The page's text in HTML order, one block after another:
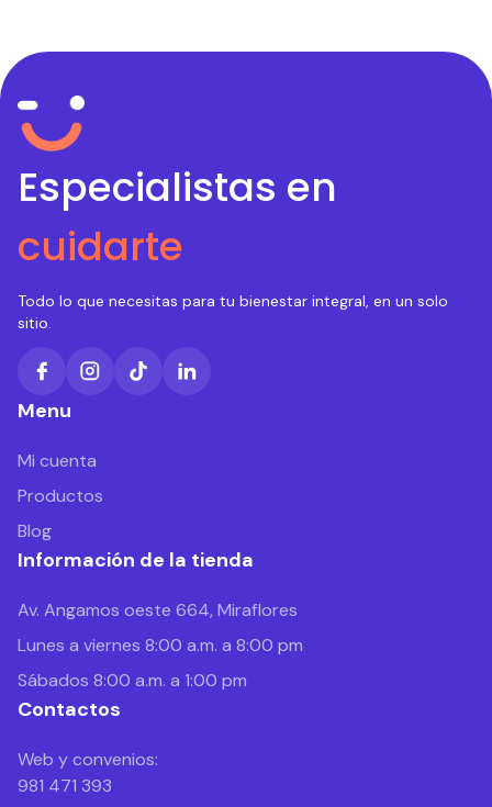
Especialistas en
cuidarte
Todo lo que necesitas para tu bienestar integral, en un solo
sitio.
Menu
Mi cuenta
Productos
Blog
Información de la tienda
Av. Angamos oeste 664, Miraflores
Lunes a viernes 8:00 a.m. a 8:00 pm
Sábados 8:00 a.m. a 1:00 pm
Contactos
Web y convenios:
981 471 393